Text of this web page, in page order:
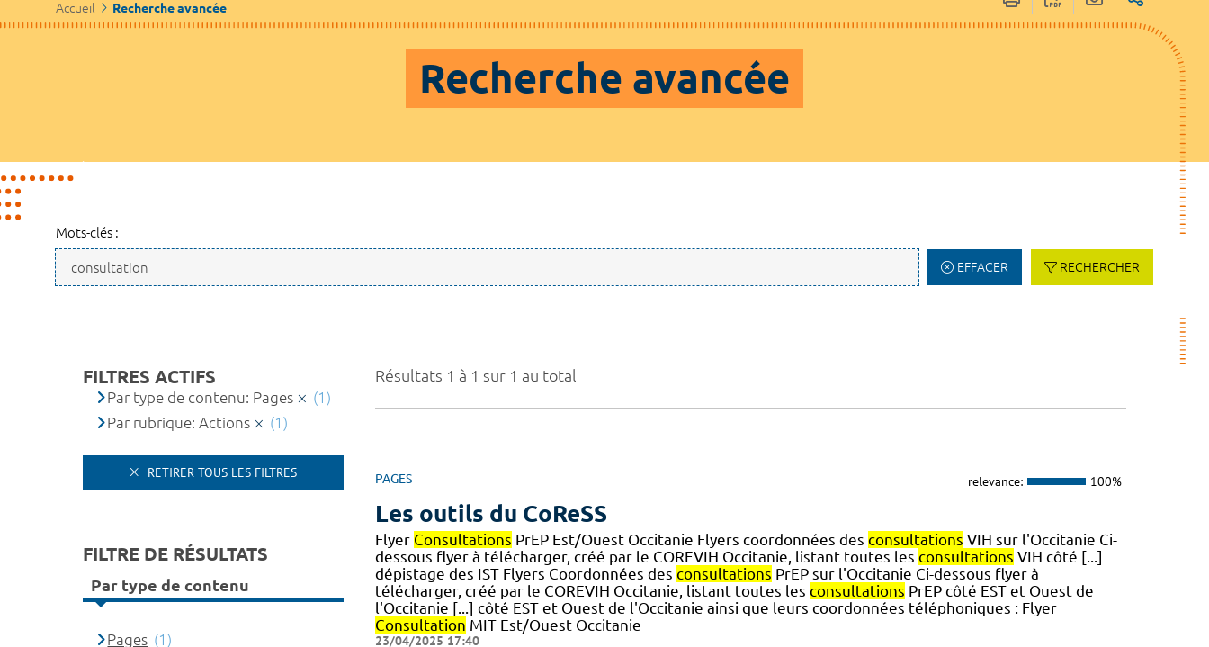
Accueil Recherche avancée
Recherche avancée
Mots-clés :
EFFACER RECHERCHER
Résultats 1 à 1 sur 1 au total
PAGES relevance: 100%
Les outils du CoReSS
Flyer Consultations PrEP Est/Ouest Occitanie Flyers coordonnées des consultations VIH sur l'Occitanie Ci-
dessous flyer à télécharger, créé par le COREVIH Occitanie, listant toutes les consultations VIH côté [...]
dépistage des IST Flyers Coordonnées des consultations PrEP sur l'Occitanie Ci-dessous flyer à
télécharger, créé par le COREVIH Occitanie, listant toutes les consultations PrEP côté EST et Ouest de
l'Occitanie [...] côté EST et Ouest de l'Occitanie ainsi que leurs coordonnées téléphoniques : Flyer
Consultation MIT Est/Ouest Occitanie
23/04/2025 17:40
FILTRES ACTIFS
Par type de contenu: Pages
(1)
Par rubrique: Actions
(1)
RETIRER TOUS LES FILTRES
FILTRE DE RÉSULTATS
Par type de contenu
Pages (1)